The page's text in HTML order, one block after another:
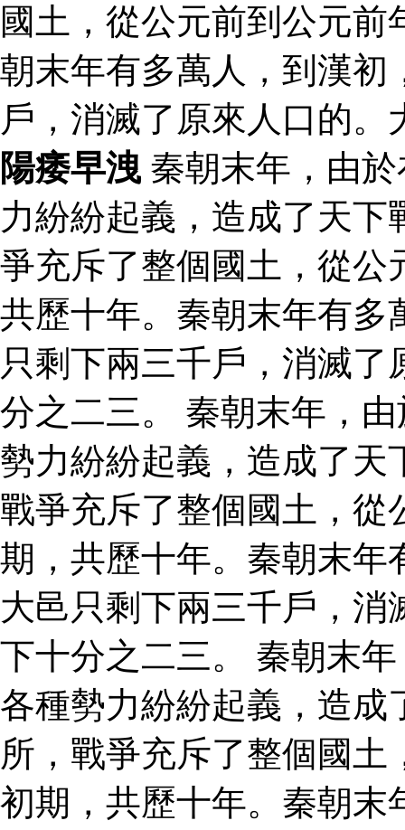
國土，從公元前到公元
朝末年有多萬人，到漢初
戶，消滅了原來人口的
陽痿早洩 秦朝末年，由
力紛紛起義，造成了天
爭充斥了整個國土，從公
共歷十年。秦朝末年有多
只剩下兩三千戶，消滅
分之二三。 秦朝末年，
勢力紛紛起義，造成了天
戰爭充斥了整個國土，從
期，共歷十年。秦朝末年
大邑只剩下兩三千戶，
下十分之二三。 秦朝末
各種勢力紛紛起義，造成
所，戰爭充斥了整個國
初期，共歷十年。秦朝末